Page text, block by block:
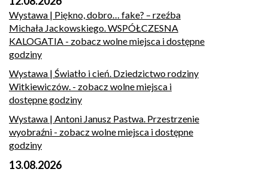
Wystawa | Piękno, dobro… fake? – rzeźba
Michała Jackowskiego. WSPÓŁCZESNA
KALOGATIA - zobacz wolne miejsca i dostępne
godziny
Wystawa | Światło i cień. Dziedzictwo rodziny
Witkiewiczów. - zobacz wolne miejsca i
dostępne godziny
Wystawa | Antoni Janusz Pastwa. Przestrzenie
wyobraźni - zobacz wolne miejsca i dostępne
godziny
13.08.2026